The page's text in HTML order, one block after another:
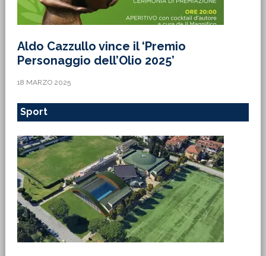
Aldo Cazzullo vince il ‘Premio
Personaggio dell’Olio 2025’
18 MARZO 2025
Sport